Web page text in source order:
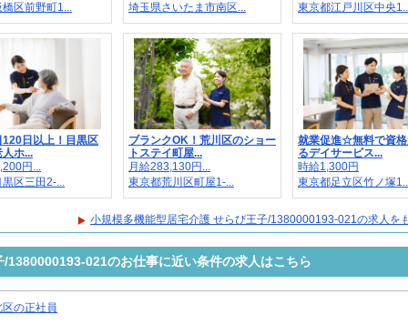
区前野町1...
埼玉県さいたま市南区...
東京都江戸川区中央
120日以上！目黒区
ホ...
円...
区三田2-...
ブランクOK！荒川区のショー
トステイ町屋...
月給283,130円...
東京都荒川区町屋1-...
就業促進☆無料で資
るデイサービス...
時給1,300円
東京都足立区竹ノ塚
小規模多機能型居宅介護 せらび王子/1380000193-021の求人を
1380000193-021のお仕事に近い条件の求人はこちら
区の正社員